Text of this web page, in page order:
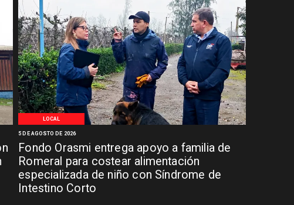
LOCAL
Fondo Orasmi entrega apoyo a familia de
Romeral para costear alimentación
especializada de niño con Síndrome de
Intestino Corto
5 DE AGOSTO DE 2026